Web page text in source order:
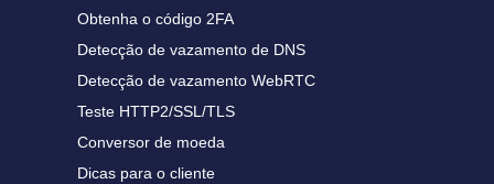
Obtenha o código 2FA
Detecção de vazamento de DNS
Detecção de vazamento WebRTC
Teste HTTP2/SSL/TLS
Conversor de moeda
Dicas para o cliente